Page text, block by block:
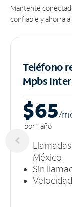
Mantente
confiable y ahorra
Teléfono
Mpbs
$65/m
por 1 año
México
Sin